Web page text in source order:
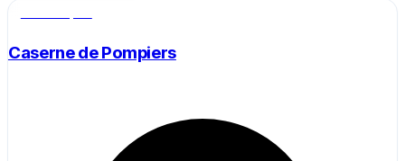
Caserne de Pompiers